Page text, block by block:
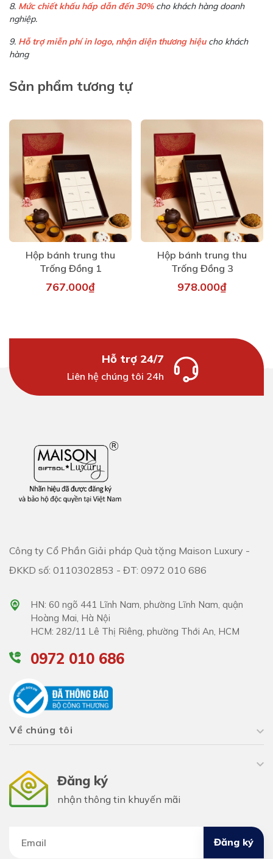
8. Mức chiết khấu hấp dẫn đến 30%cho khách hàng doanh
nghiệp.
9. Hỗ trợ miễn phí in logo, nhận diện thương hiệucho khách
hàng
Sản phẩm tương tự
Hộp bánh trung thu
Trống Đồng 1
767.000₫
Hộp bánh trung thu
Trống Đồng 3
978.000₫
Hỗ trợ 24/7
Liên hệ chúng tôi 24h
Công ty Cổ Phần Giải pháp Quà tặng Maison Luxury -
ĐKKD số: 0110302853 - ĐT: 0972 010 686
HN: 60 ngõ 441 Lĩnh Nam, phường Lĩnh Nam, quận
Hoàng Mai, Hà Nội
HCM: 282/11 Lê Thị Riêng, phường Thới An, HCM
0972 010 686
Về chúng tôi
Đăng ký
nhận thông tin khuyến mãi
Đăng ký